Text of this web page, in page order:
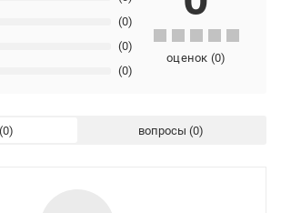
(0)
(0)
(0)
оценок (0)
вопросы